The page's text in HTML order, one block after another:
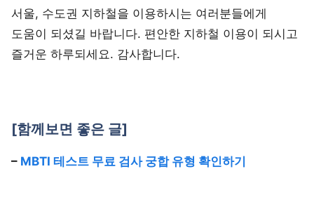
서울, 수도권 지하철을 이용하시는 여러분들에게
도움이 되셨길 바랍니다. 편안한 지하철 이용이 되시고
즐거운 하루되세요. 감사합니다.
[함께보면 좋은 글]
– MBTI 테스트 무료 검사 궁합 유형 확인하기